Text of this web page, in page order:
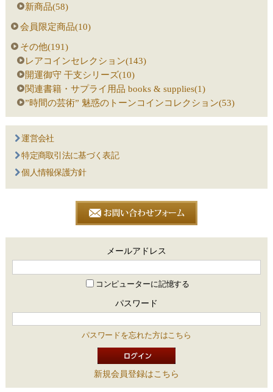
新商品(58)
会員限定商品(10)
その他(191)
レアコインセレクション(143)
開運御守 干支シリーズ(10)
関連書籍・サプライ用品 books & supplies(1)
”時間の芸術” 魅惑のトーンコインコレクション(53)
運営会社
特定商取引法に基づく表記
個人情報保護方針
メールアドレス
コンピューターに記憶する
パスワード
パスワードを忘れた方はこちら
新規会員登録はこちら